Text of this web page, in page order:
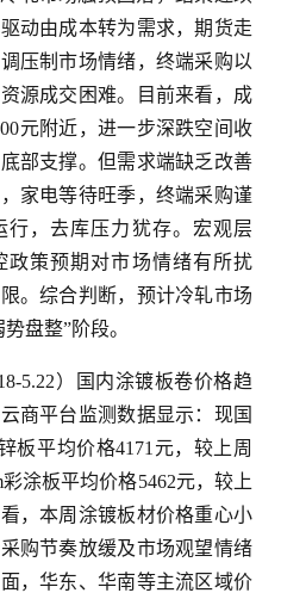
动由成本转为需求，期货走
压制市场情绪，终端采购以
源成交困难。目前来看，成
元附近，进一步深跌空间收
部支撑。但需求端缺乏改善
家电等待旺季，终端采购谨
行，去库压力犹存。宏观层
政策预期对市场情绪有所扰
。综合判断，预计冷轧市场
盘整”阶段。
5.22）国内涂镀板卷价格趋
商平台监测数据显示：现国
板平均价格4171元，较上周
涂板平均价格5462元，较上
，本周涂镀板材价格重心小
购节奏放缓及市场观望情绪
，华东、华南等主流区域价